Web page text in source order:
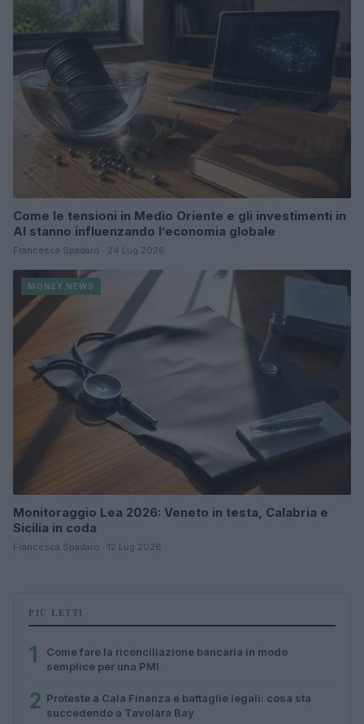
Come le tensioni in Medio Oriente e gli investimenti in
AI stanno influenzando l’economia globale
Francesca Spadaro · 24 Lug 2026
MONEY NEWS
Monitoraggio Lea 2026: Veneto in testa, Calabria e
Sicilia in coda
Francesca Spadaro · 12 Lug 2026
PIÙ LETTI
1
Come fare la riconciliazione bancaria in modo
semplice per una PMI
2 Proteste a Cala Finanza e battaglie legali: cosa sta
succedendo a Tavolara Bay